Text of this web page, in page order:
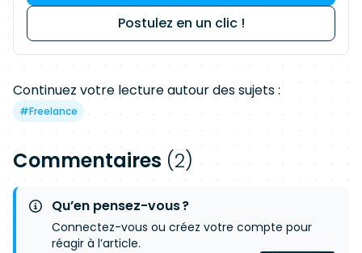
Postulez en un clic !
Continuez votre lecture autour des sujets :
#Freelance
Commentaires (2)
Qu’en pensez-vous ?
Connectez-vous ou créez votre compte pour
réagir à l’article.